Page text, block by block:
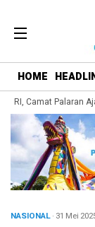
HOME
RI, Camat Palaran
NASIONAL· 31 Mei